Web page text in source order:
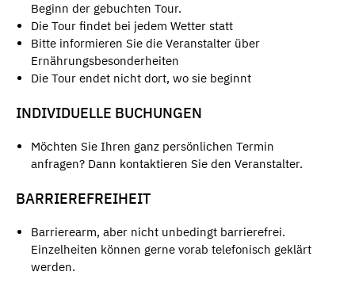
Beginn der gebuchten Tour.
Die Tour findet bei jedem Wetter statt
Bitte informieren Sie die Veranstalter über
Ernährungsbesonderheiten
Die Tour endet nicht dort, wo sie beginnt
INDIVIDUELLE BUCHUNGEN
Möchten Sie Ihren ganz persönlichen Termin
anfragen? Dann kontaktieren Sie den Veranstalter.
BARRIEREFREIHEIT
Barrierearm, aber nicht unbedingt barrierefrei.
Einzelheiten können gerne vorab telefonisch geklärt
werden.